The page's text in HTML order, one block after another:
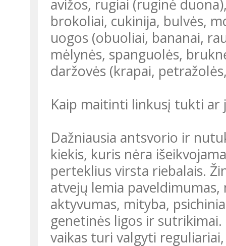
avižos, rugiai (ruginė
brokoliai, cukinija, bulvės,
uogos (obuoliai, bananai,
mėlynės, spanguolės,
daržovės (krapai,
Kaip maitinti linkusį tukti
Dažniausia antsvorio ir
kiekis, kuris nėra
perteklius virsta riebalais.
atvejų lemia
aktyvumas, mityba,
genetinės ligos ir
vaikas turi valgyti